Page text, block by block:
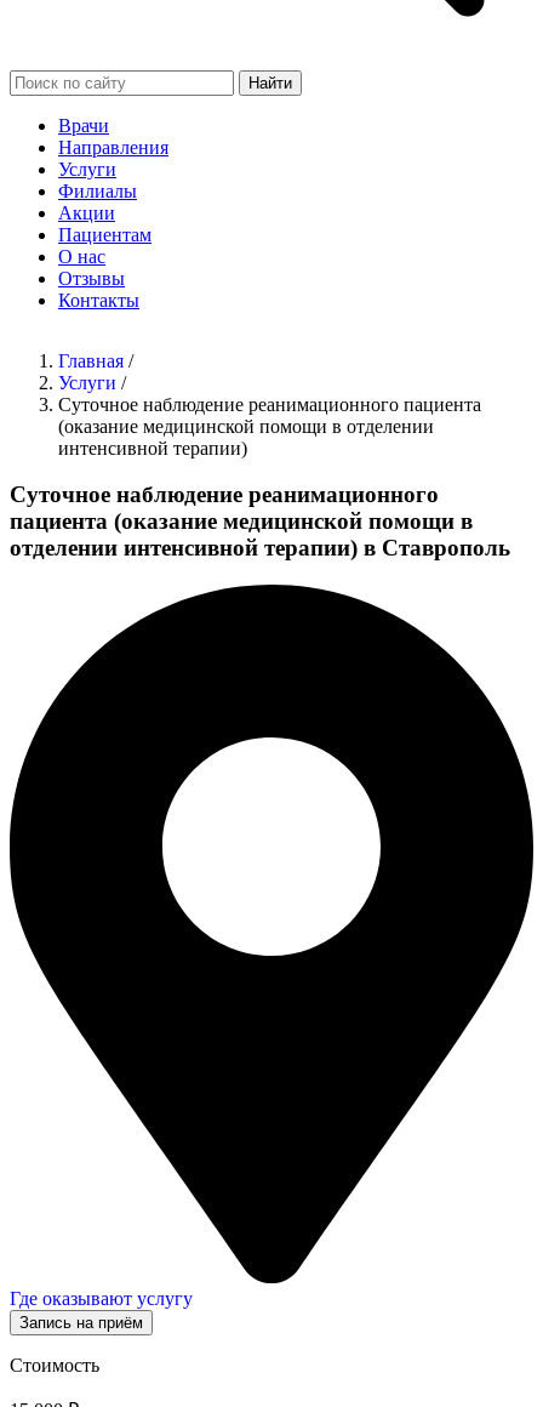
Найти
Врачи
Направления
Услуги
Филиалы
Акции
Пациентам
О нас
Отзывы
Контакты
Главная /
Услуги /
Суточное наблюдение реанимационного пациента
(оказание медицинской помощи в отделении
интенсивной терапии)
Суточное наблюдение реанимационного
пациента (оказание медицинской помощи в
отделении интенсивной терапии) в Ставрополь
Где оказывают услугу
Запись на приём
Стоимость